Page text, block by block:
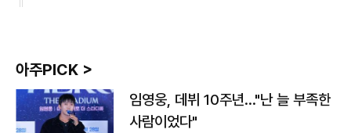
아주PICK >
임영웅, 데뷔 10주년…"난 늘 부족한
사람이었다"